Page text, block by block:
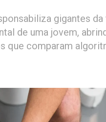
gigantes
de uma jovem,
que comparam